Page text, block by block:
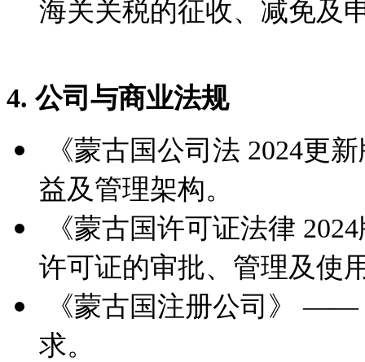
海关关税的征收、减免及
4. 公司与商业法规
《蒙古国公司法 2024更
益及管理架构。
《蒙古国许可证法律
许可证的审批、管理及使
《蒙古国注册公司》 ——
求。